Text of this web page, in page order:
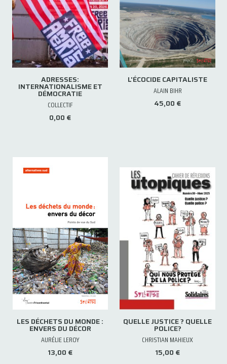
ADRESSES:
INTERNATIONALISME ET
DÉMOCRATIE
COLLECTIF
0,00 €
L'ÉCOCIDE CAPITALISTE
ALAIN BIHR
45,00 €
LES DÉCHETS DU MONDE :
ENVERS DU DÉCOR
AURÉLIE LEROY
13,00 €
QUELLE JUSTICE ? QUELLE
POLICE?
CHRISTIAN MAHIEUX
15,00 €